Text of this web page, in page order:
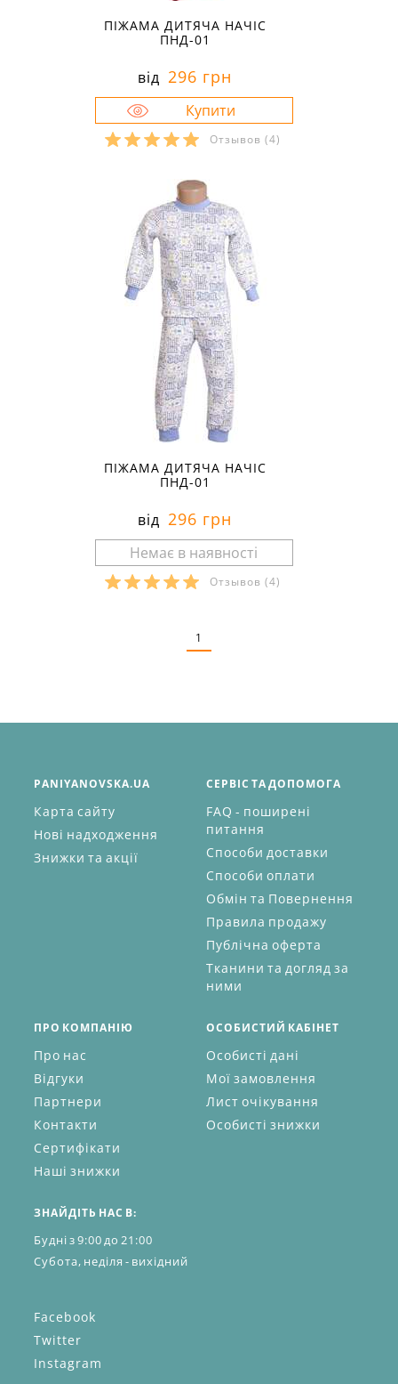
ПІЖАМА ДИТЯЧА НАЧІС
ПНД-01
від 296 грн
Отзывов (4)
80
ПІЖАМА ДИТЯЧА НАЧІС
ПНД-01
від 296 грн
Отзывов (4)
1
PANIYANOVSKA.UA
Карта сайту
Нові надходження
Знижки та акції
СЕРВІС ТА ДОПОМОГА
FAQ - поширені
питання
Способи доставки
Способи оплати
Обмін та Повернення
Правила продажу
Публічна оферта
Тканини та догляд за
ними
ПРО КОМПАНІЮ
Про нас
Відгуки
Партнери
Контакти
Сертифікати
Наші знижки
ОСОБИСТИЙ КАБІНЕТ
Особисті дані
Мої замовлення
Лист очікування
Особисті знижки
ЗНАЙДІТЬ НАС В:
Будні з 9:00 до 21:00
Субота, неділя - вихідний
Facebook
Twitter
Instagram